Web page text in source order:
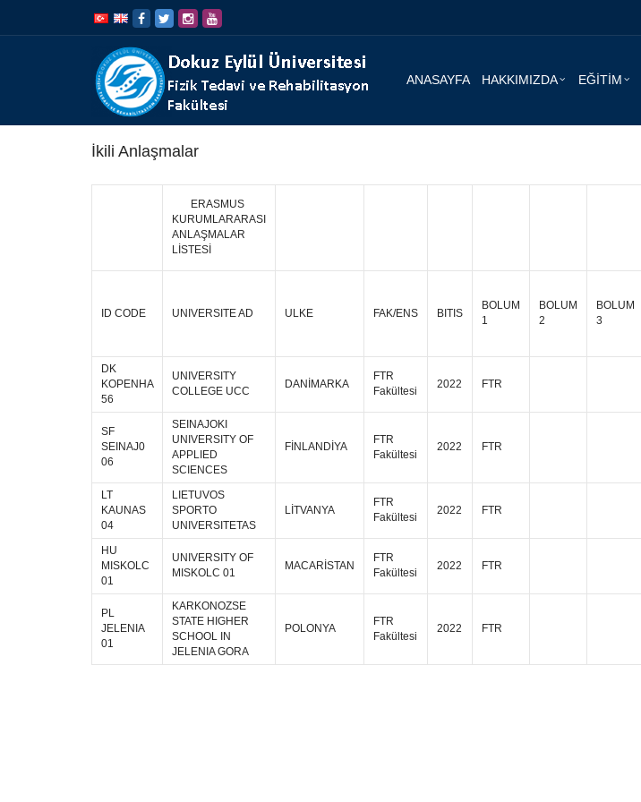
ANASAYFA HAKKIMIZDA EĞİTİM
İkili Anlaşmalar
ERASMUS
KURUMLARARASI
ANLAŞMALAR
LİSTESİ
ID CODE UNIVERSITE AD ULKE FAK/ENS BITIS
BOLUM
1
BOLUM
2
BOLUM
3
DK
KOPENHA
56
UNIVERSITY
COLLEGE UCC
DANİMARKA
FTR
Fakültesi
2022 FTR
SF
SEINAJ0
06
SEINAJOKI
UNIVERSITY OF
APPLIED
SCIENCES
FİNLANDİYA
FTR
Fakültesi
2022 FTR
LT
KAUNAS
04
LIETUVOS
SPORTO
UNIVERSITETAS
LİTVANYA
FTR
Fakültesi
2022 FTR
HU
MISKOLC
01
UNIVERSITY OF
MISKOLC 01
MACARİSTAN
FTR
Fakültesi
2022 FTR
PL
JELENIA
01
KARKONOZSE
STATE HIGHER
SCHOOL IN
JELENIA GORA
POLONYA
FTR
Fakültesi
2022 FTR